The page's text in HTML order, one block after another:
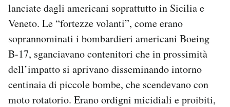
lanciate dagli americani soprattutto in Sicilia e
Veneto. Le “fortezze volanti”, come erano
soprannominati i bombardieri americani Boeing
B-17, sganciavano contenitori che in prossimità
dell’impatto si aprivano disseminando intorno
centinaia di piccole bombe, che scendevano con
moto rotatorio. Erano ordigni micidiali e proibiti,